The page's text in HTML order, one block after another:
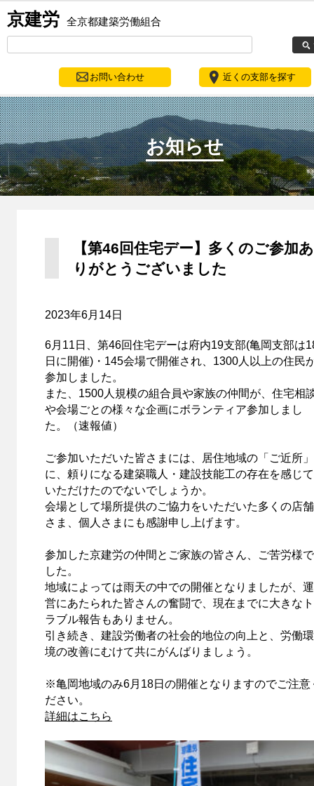
京建労 全京都建築労働組合
お問い合わせ 近くの支部を探す
お知らせ
【第46回住宅デー】多くのご参加あ
りがとうございました
2023年6月14日
6月11日、第46回住宅デーは府内19支部(亀岡支部は
日に開催)・145会場で開催され、1300人以上の住民
参加しました。
また、1500人規模の組合員や家族の仲間が、住宅相
や会場ごとの様々な企画にボランティア参加しまし
た。（速報値）
ご参加いただいた皆さまには、居住地域の「ご近所」
に、頼りになる建築職人・建設技能工の存在を感じて
いただけたのでないでしょうか。
会場として場所提供のご協力をいただいた多くの店舗
さま、個人さまにも感謝申し上げます。
参加した京建労の仲間とご家族の皆さん、ご苦労様で
した。
地域によっては雨天の中での開催となりましたが、運
営にあたられた皆さんの奮闘で、現在までに大きなト
ラブル報告もありません。
引き続き、建設労働者の社会的地位の向上と、労働環
境の改善にむけて共にがんばりましょう。
※亀岡地域のみ6月18日の開催となりますのでご注意
ださい。
詳細はこちら